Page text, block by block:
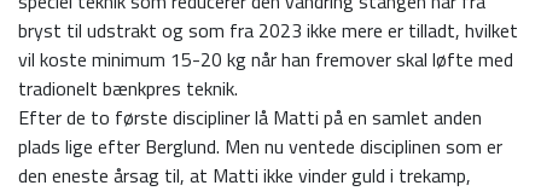
bryst til udstrakt og som fra 2023 ikke mere er tilladt, hvilket
vil koste minimum 15-20 kg når han fremover skal løfte med
tradionelt bænkpres teknik.
Efter de to første discipliner lå Matti på en samlet anden
plads lige efter Berglund. Men nu ventede disciplinen som er
den eneste årsag til, at Matti ikke vinder guld i trekamp,